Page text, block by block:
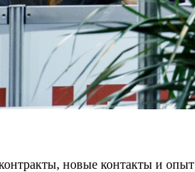
новые контакты и опыт